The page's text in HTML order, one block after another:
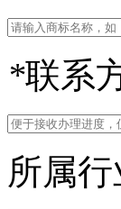
*联系
所属行